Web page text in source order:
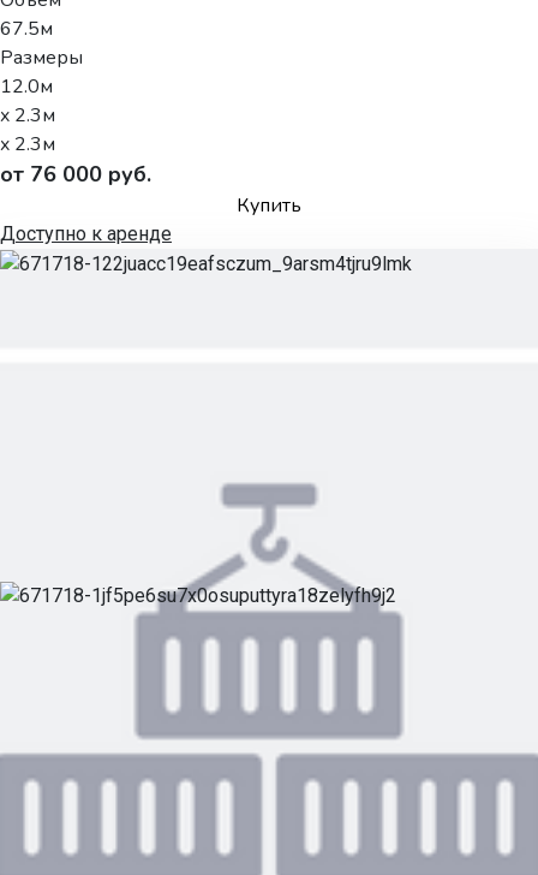
67.5м
Размеры
12.0м
x 2.3м
x 2.3м
от 76 000 руб.
Купить
Доступно к аренде